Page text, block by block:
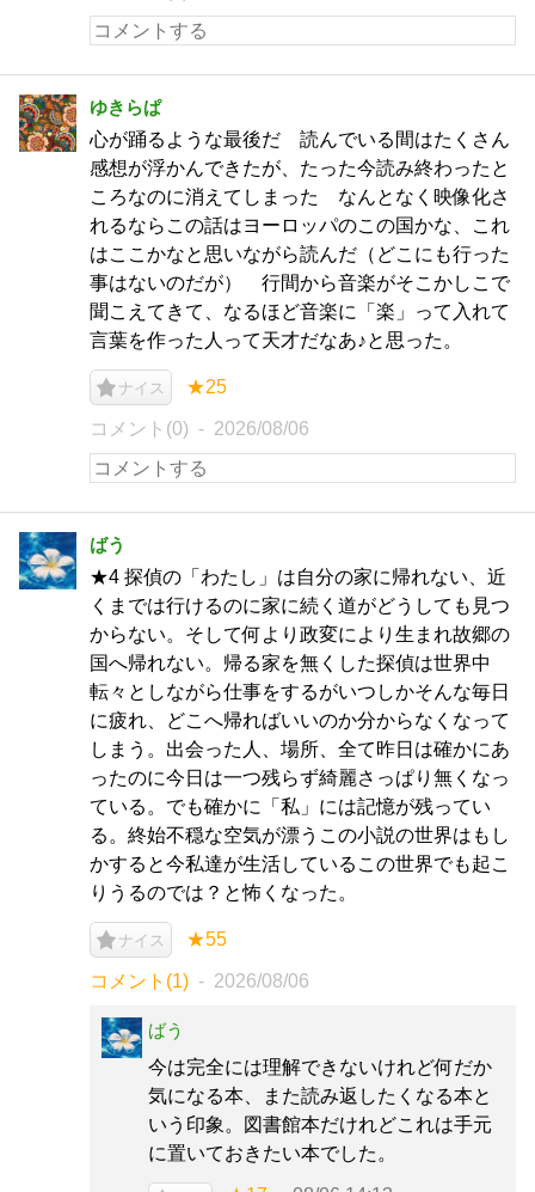
ゆきらぱ
心が踊るような最後だ 読んでいる間はたくさん
感想が浮かんできたが、たった今読み終わったと
ころなのに消えてしまった なんとなく映像化さ
れるならこの話はヨーロッパのこの国かな、これ
はここかなと思いながら読んだ（どこにも行った
事はないのだが） 行間から音楽がそこかしこで
聞こえてきて、なるほど音楽に「楽」って入れて
言葉を作った人って天才だなあ♪と思った。
ナイス ★25
コメント(0) 2026/08/06
ばう
★4 探偵の「わたし」は自分の家に帰れない、近
くまでは行けるのに家に続く道がどうしても見つ
からない。そして何より政変により生まれ故郷の
国へ帰れない。帰る家を無くした探偵は世界中
転々としながら仕事をするがいつしかそんな毎日
に疲れ、どこへ帰ればいいのか分からなくなって
しまう。出会った人、場所、全て昨日は確かにあ
ったのに今日は一つ残らず綺麗さっぱり無くなっ
ている。でも確かに「私」には記憶が残ってい
る。終始不穏な空気が漂うこの小説の世界はもし
かすると今私達が生活しているこの世界でも起こ
りうるのでは？と怖くなった。
ナイス ★55
コメント(1) 2026/08/06
ばう
今は完全には理解できないけれど何だか
気になる本、また読み返したくなる本と
いう印象。図書館本だけれどこれは手元
に置いておきたい本でした。